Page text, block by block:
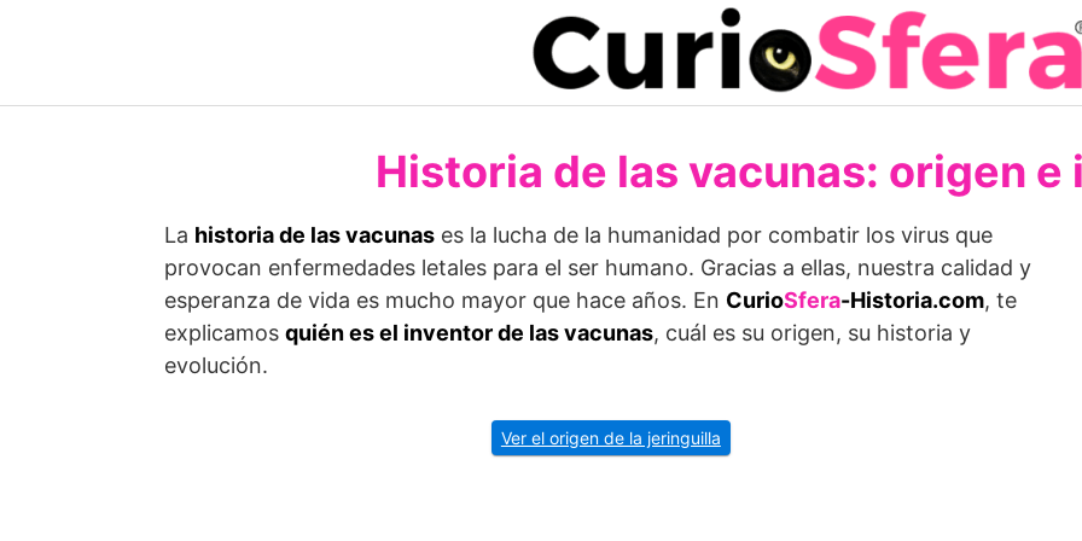
Historia de las vacunas: origen e
La historia de las vacunas es la lucha de la humanidad por combatir los virus que
provocan enfermedades letales para el ser humano. Gracias a ellas, nuestra calidad y
esperanza de vida es mucho mayor que hace años. En CurioSfera-Historia.com, te
explicamos quién es el inventor de las vacunas, cuál es su origen, su historia y
evolución.
Ver el origen de la jeringuilla